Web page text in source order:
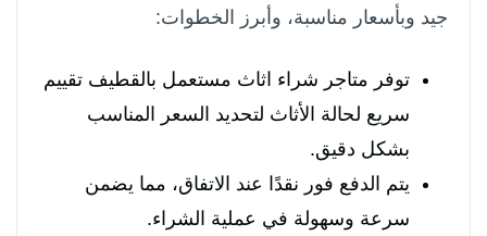
جيد وبأسعار مناسبة، وأبرز الخطوات:
توفر متاجر شراء اثاث مستعمل بالقطيف تقييم
سريع لحالة الأثاث لتحديد السعر المناسب
بشكل دقيق.
يتم الدفع فور نقدًا عند الاتفاق، مما يضمن
سرعة وسهولة في عملية الشراء.